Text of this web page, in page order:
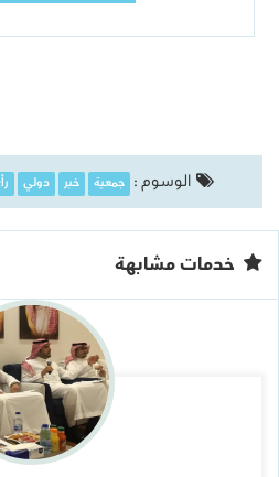
الوسوم : جمعية خبر دولي
خدمات مشابهة